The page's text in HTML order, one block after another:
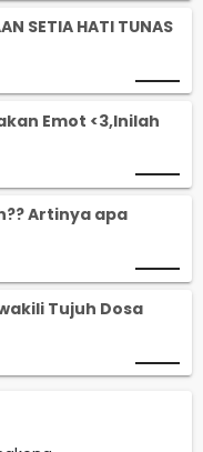
SETIA HATI TUNAS
Emot <3,Inilah
Artinya apa
Tujuh Dosa